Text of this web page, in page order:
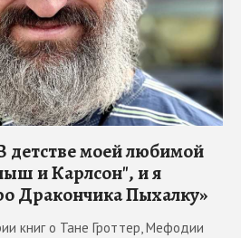
детстве моей любимой
и Карлсон", и я
Дракончика Пыхалку»
книг о Тане Гроттер, Мефодии